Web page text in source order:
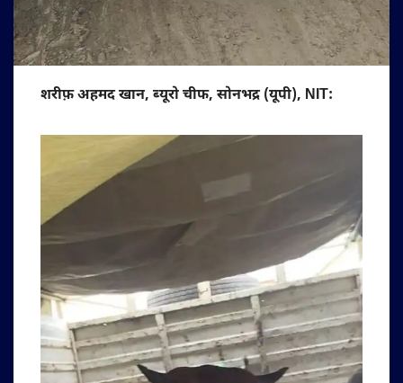
शरीफ़ अहमद खान, ब्यूरो चीफ, सोनभद्र (यूपी), NIT: